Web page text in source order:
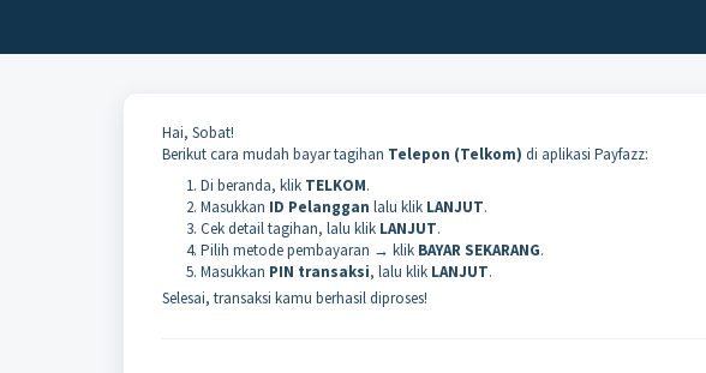
Hai, Sobat!
Berikut cara mudah bayar tagihan Telepon (Telkom) di aplikasi Payfazz:
Di beranda, klik TELKOM.
Masukkan ID Pelanggan lalu klik LANJUT.
Cek detail tagihan, lalu klik LANJUT.
Pilih metode pembayaran → klik BAYAR SEKARANG.
Masukkan PIN transaksi, lalu klik LANJUT.
Selesai, transaksi kamu berhasil diproses!